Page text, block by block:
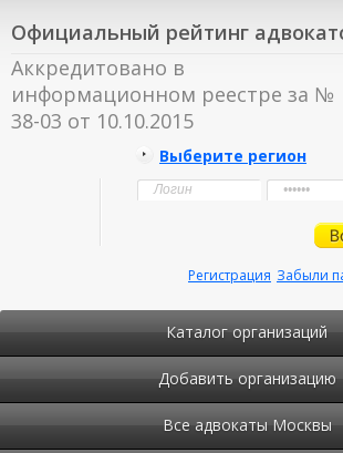
Официальный рейтинг
Аккредитовано в
информационном реестре за №
38-03 от 10.10.2015
Выберите регион
Забыли
Регистрация
Каталог организаций
Добавить организацию
Все адвокаты Москвы